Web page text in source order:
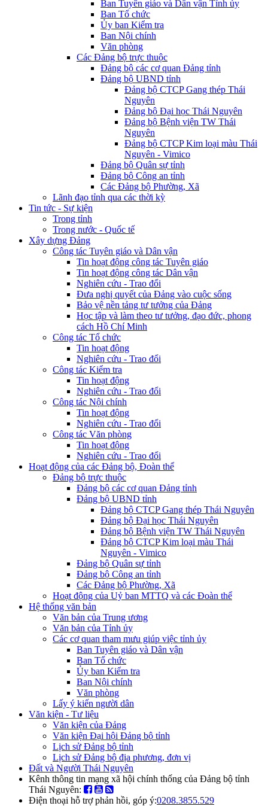
Ban Tuyên giáo và Dân vận Tỉnh ủy
Ban Tổ chức
Ủy ban Kiểm tra
Ban Nội chính
Văn phòng
Các Đảng bộ trực thuộc
Đảng bộ các cơ quan Đảng tỉnh
Đảng bộ UBND tỉnh
Đảng bộ CTCP Gang thép Thái
Nguyên
Đảng bộ Đại học Thái Nguyên
Đảng bộ Bệnh viện TW Thái
Nguyên
Đảng bộ CTCP Kim loại màu Thái
Nguyên - Vimico
Đảng bộ Quân sự tỉnh
Đảng bộ Công an tỉnh
Các Đảng bộ Phường, Xã
Lãnh đạo tỉnh qua các thời kỳ
Tin tức - Sự kiện
Trong tỉnh
Trong nước - Quốc tế
Xây dựng Đảng
Công tác Tuyên giáo và Dân vận
Tin hoạt động công tác Tuyên giáo
Tin hoạt động công tác Dân vận
Nghiên cứu - Trao đổi
Đưa nghị quyết của Đảng vào cuộc sống
Bảo vệ nền tảng tư tưởng của Đảng
Học tập và làm theo tư tưởng, đạo đức, phong
cách Hồ Chí Minh
Công tác Tổ chức
Tin hoạt động
Nghiên cứu - Trao đổi
Công tác Kiểm tra
Tin hoạt động
Nghiên cứu - Trao đổi
Công tác Nội chính
Tin hoạt động
Nghiên cứu - Trao đổi
Công tác Văn phòng
Tin hoạt động
Nghiên cứu - Trao đổi
Hoạt động của các Đảng bộ, Đoàn thể
Đảng bộ trực thuộc
Đảng bộ các cơ quan Đảng tỉnh
Đảng bộ UBND tỉnh
Đảng bộ CTCP Gang thép Thái Nguyên
Đảng bộ Đại học Thái Nguyên
Đảng bộ Bệnh viện TW Thái Nguyên
Đảng bộ CTCP Kim loại màu Thái
Nguyên - Vimico
Đảng bộ Quân sự tỉnh
Đảng bộ Công an tỉnh
Các Đảng bộ Phường, Xã
Hoạt động của Uỷ ban MTTQ và các Đoàn thể
Hệ thống văn bản
Văn bản của Trung ương
Văn bản của Tỉnh ủy
Các cơ quan tham mưu giúp việc tỉnh ủy
Ban Tuyên giáo và Dân vận
Ban Tổ chức
Ủy ban Kiểm tra
Ban Nội chính
Văn phòng
Lấy ý kiến người dân
Văn kiện - Tư liệu
Văn kiện của Đảng
Văn kiện Đại hội Đảng bộ tỉnh
Lịch sử Đảng bộ tỉnh
Lịch sử Đảng bộ địa phương, đơn vị
Đất và Người Thái Nguyên
Kênh thông tin mạng xã hội chính thống của Đảng bộ tỉnh
Thái Nguyên:
Điện thoại hỗ trợ phản hồi, góp ý:0208.3855.529